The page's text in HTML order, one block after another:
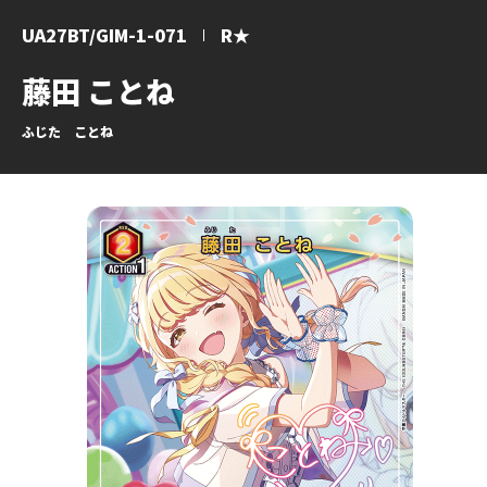
藤田 ことね
ふじた ことね
UA27BT/GIM-1-071 R★